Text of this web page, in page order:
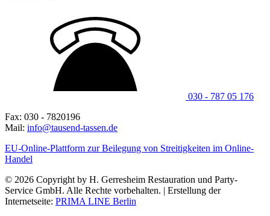
030 - 787 05 176
Fax: 030 - 7820196
Mail: info@tausend-tassen.de
EU-Online-Plattform zur Beilegung von Streitigkeiten im Online-
Handel
© 2026 Copyright by H. Gerresheim Restauration und Party-
Service GmbH. Alle Rechte vorbehalten. | Erstellung der
Internetseite: PRIMA LINE Berlin